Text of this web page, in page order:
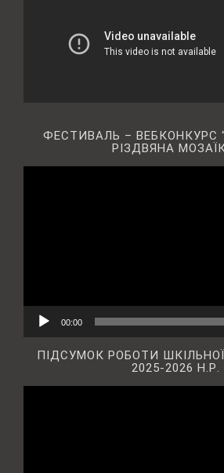
ФЕСТИВАЛЬ – ВЕБКОНКУРС
РІЗДВЯНА
00:00
ПІДСУМОК РОБОТИ ШКІЛЬНОЇ
2025-2026 Н.Р.